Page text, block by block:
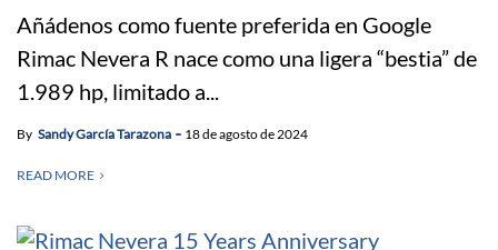
Añádenos como fuente preferida en Google
Rimac Nevera R nace como una ligera “bestia” de
1.989 hp, limitado a...
By Sandy García Tarazona 18 de agosto de 2024
READ MORE